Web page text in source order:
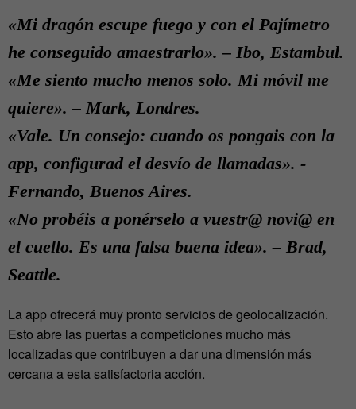
«Mi dragón escupe fuego y con el Pajímetro
he conseguido amaestrarlo». – Ibo, Estambul.
«Me siento mucho menos solo. Mi móvil me
quiere». – Mark, Londres.
«Vale. Un consejo: cuando os pongais con la
app, configurad el desvío de llamadas». -
Fernando, Buenos Aires.
«No probéis a ponérselo a vuestr@ novi@ en
el cuello. Es una falsa buena idea». – Brad,
Seattle.
La app ofrecerá muy pronto servicios de geolocalización.
Esto abre las puertas a competiciones mucho más
localizadas que contribuyen a dar una dimensión más
cercana a esta satisfactoria acción.